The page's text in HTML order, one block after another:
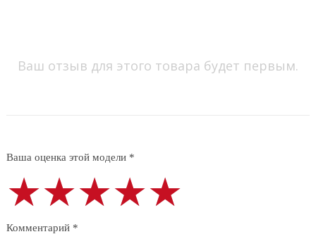
Ваш отзыв для этого товара будет первым.
Ваша оценка этой модели *
★★★★★
★★★★★
★★★★★
Комментарий *